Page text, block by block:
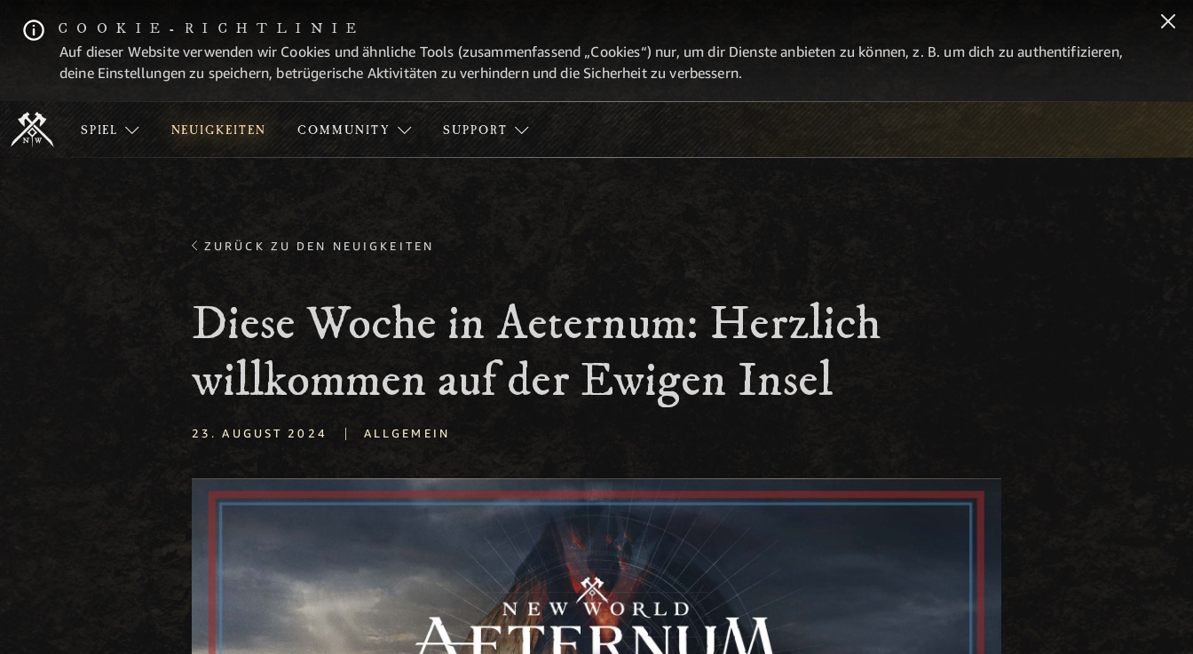
COOKIE-RICHTLINIE
Auf dieser Website verwenden wir Cookies und ähnliche Tools (zusammenfassend „Cookies“) nur, um dir Dienste anbieten zu können, z. B. um dich zu authentifizieren,
deine Einstellungen zu speichern, betrügerische Aktivitäten zu verhindern und die Sicherheit zu verbessern.
SPIEL NEUIGKEITEN COMMUNITY SUPPORT
ZURÜCK ZU DEN NEUIGKEITEN
Diese Woche in Aeternum: Herzlich
willkommen auf der Ewigen Insel
23. AUGUST 2024 | ALLGEMEIN